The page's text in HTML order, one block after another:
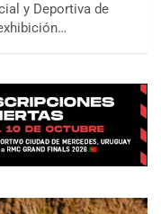
y Deportiva de